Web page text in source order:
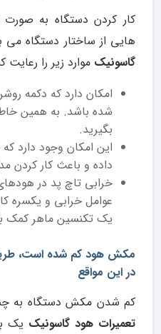
کار کردن دستگاه به
هایی از ساختار دستگاه می
گاسونیک موارد زیر را رعایت
امکان دارد که دکمه
شده باشد. به همین
بگیرید.
این امکان وجود دارد
داده و باعث کار کردن
خرابی تاچ پد در
عوامل خرابی و یکسره
یک تکنسین ماهر کمک
مکش هود کم شده است،
در این مواقع
کم شدن مکش دستگاه به
تعمیرات هود گاسونیک یک